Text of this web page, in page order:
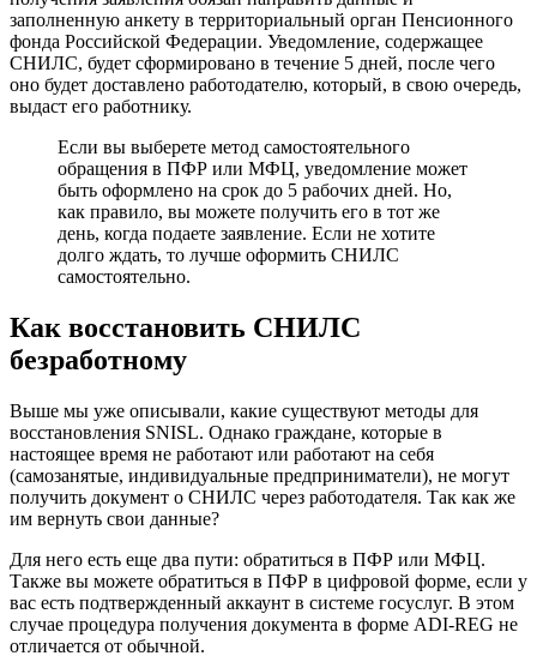
заполненную анкету в территориальный орган Пенсионного
фонда Российской Федерации. Уведомление, содержащее
СНИЛС, будет сформировано в течение 5 дней, после чего
оно будет доставлено работодателю, который, в свою очередь,
выдаст его работнику.
Если вы выберете метод самостоятельного
обращения в ПФР или МФЦ, уведомление может
быть оформлено на срок до 5 рабочих дней. Но,
как правило, вы можете получить его в тот же
день, когда подаете заявление. Если не хотите
долго ждать, то лучше оформить СНИЛС
самостоятельно.
Как восстановить СНИЛС
безработному
Выше мы уже описывали, какие существуют методы для
восстановления SNISL. Однако граждане, которые в
настоящее время не работают или работают на себя
(самозанятые, индивидуальные предприниматели), не могут
получить документ о СНИЛС через работодателя. Так как же
им вернуть свои данные?
Для него есть еще два пути: обратиться в ПФР или МФЦ.
Также вы можете обратиться в ПФР в цифровой форме, если у
вас есть подтвержденный аккаунт в системе госуслуг. В этом
случае процедура получения документа в форме ADI-REG не
отличается от обычной.